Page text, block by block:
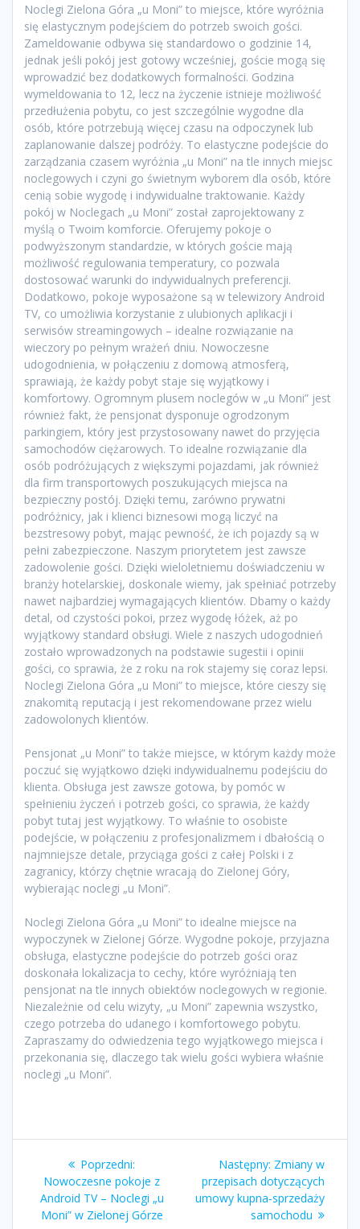
Noclegi Zielona Góra „u Moni” to miejsce, które wyróżnia
się elastycznym podejściem do potrzeb swoich gości.
Zameldowanie odbywa się standardowo o godzinie 14,
jednak jeśli pokój jest gotowy wcześniej, goście mogą się
wprowadzić bez dodatkowych formalności. Godzina
wymeldowania to 12, lecz na życzenie istnieje możliwość
przedłużenia pobytu, co jest szczególnie wygodne dla
osób, które potrzebują więcej czasu na odpoczynek lub
zaplanowanie dalszej podróży. To elastyczne podejście do
zarządzania czasem wyróżnia „u Moni” na tle innych miejsc
noclegowych i czyni go świetnym wyborem dla osób, które
cenią sobie wygodę i indywidualne traktowanie. Każdy
pokój w Noclegach „u Moni” został zaprojektowany z
myślą o Twoim komforcie. Oferujemy pokoje o
podwyższonym standardzie, w których goście mają
możliwość regulowania temperatury, co pozwala
dostosować warunki do indywidualnych preferencji.
Dodatkowo, pokoje wyposażone są w telewizory Android
TV, co umożliwia korzystanie z ulubionych aplikacji i
serwisów streamingowych – idealne rozwiązanie na
wieczory po pełnym wrażeń dniu. Nowoczesne
udogodnienia, w połączeniu z domową atmosferą,
sprawiają, że każdy pobyt staje się wyjątkowy i
komfortowy. Ogromnym plusem noclegów w „u Moni” jest
również fakt, że pensjonat dysponuje ogrodzonym
parkingiem, który jest przystosowany nawet do przyjęcia
samochodów ciężarowych. To idealne rozwiązanie dla
osób podróżujących z większymi pojazdami, jak również
dla firm transportowych poszukujących miejsca na
bezpieczny postój. Dzięki temu, zarówno prywatni
podróżnicy, jak i klienci biznesowi mogą liczyć na
bezstresowy pobyt, mając pewność, że ich pojazdy są w
pełni zabezpieczone. Naszym priorytetem jest zawsze
zadowolenie gości. Dzięki wieloletniemu doświadczeniu w
branży hotelarskiej, doskonale wiemy, jak spełniać potrzeby
nawet najbardziej wymagających klientów. Dbamy o każdy
detal, od czystości pokoi, przez wygodę łóżek, aż po
wyjątkowy standard obsługi. Wiele z naszych udogodnień
zostało wprowadzonych na podstawie sugestii i opinii
gości, co sprawia, że z roku na rok stajemy się coraz lepsi.
Noclegi Zielona Góra „u Moni” to miejsce, które cieszy się
znakomitą reputacją i jest rekomendowane przez wielu
zadowolonych klientów.
Pensjonat „u Moni” to także miejsce, w którym każdy może
poczuć się wyjątkowo dzięki indywidualnemu podejściu do
klienta. Obsługa jest zawsze gotowa, by pomóc w
spełnieniu życzeń i potrzeb gości, co sprawia, że każdy
pobyt tutaj jest wyjątkowy. To właśnie to osobiste
podejście, w połączeniu z profesjonalizmem i dbałością o
najmniejsze detale, przyciąga gości z całej Polski i z
zagranicy, którzy chętnie wracają do Zielonej Góry,
wybierając noclegi „u Moni”.
Noclegi Zielona Góra „u Moni” to idealne miejsce na
wypoczynek w Zielonej Górze. Wygodne pokoje, przyjazna
obsługa, elastyczne podejście do potrzeb gości oraz
doskonała lokalizacja to cechy, które wyróżniają ten
pensjonat na tle innych obiektów noclegowych w regionie.
Niezależnie od celu wizyty, „u Moni” zapewnia wszystko,
czego potrzeba do udanego i komfortowego pobytu.
Zapraszamy do odwiedzenia tego wyjątkowego miejsca i
przekonania się, dlaczego tak wielu gości wybiera właśnie
noclegi „u Moni”.
Nawigacja
wpisu
Poprzedni:
wpis:
Nowoczesne pokoje z
Android TV – Noclegi „u
Moni” w Zielonej Górze
Następny: Następny
wpis:
Zmiany w
przepisach dotyczących
umowy kupna-sprzedaży
samochodu